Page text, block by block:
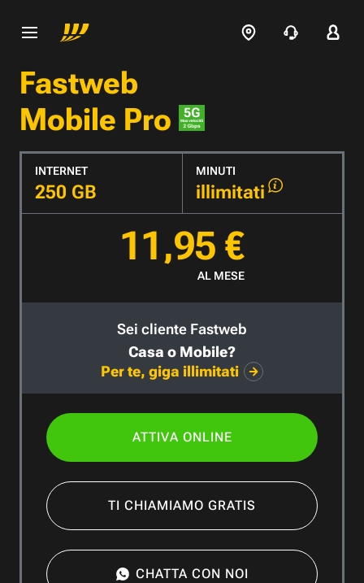
Fastweb
Mobile Pro
INTERNET
250 GB
MINUTI
illimitati
11,95 €
AL MESE
Sei cliente Fastweb
Casa o Mobile?
Per te, giga illimitati
ATTIVA ONLINE
TI CHIAMIAMO GRATIS
CHATTA CON NOI